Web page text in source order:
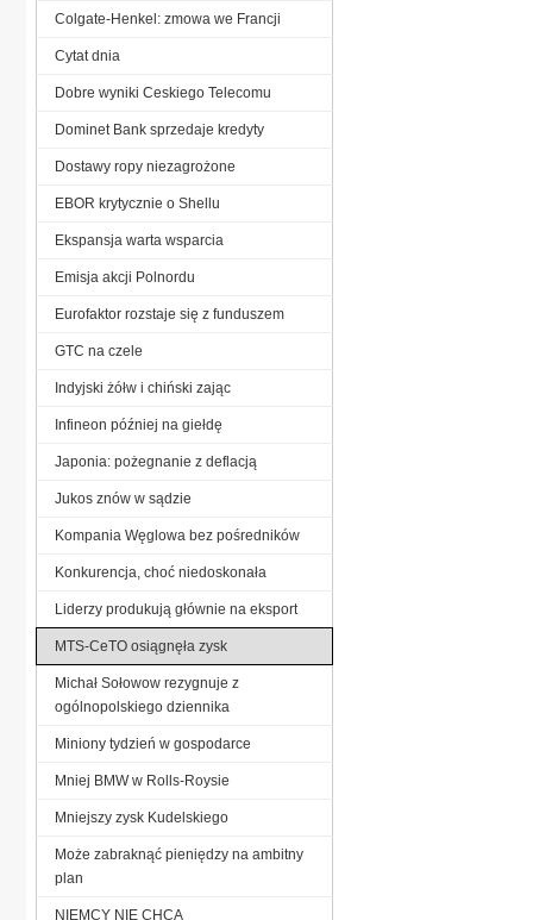
Colgate-Henkel: zmowa we Francji
Cytat dnia
Dobre wyniki Ceskiego Telecomu
Dominet Bank sprzedaje kredyty
Dostawy ropy niezagrożone
EBOR krytycznie o Shellu
Ekspansja warta wsparcia
Emisja akcji Polnordu
Eurofaktor rozstaje się z funduszem
GTC na czele
Indyjski żółw i chiński zając
Infineon później na giełdę
Japonia: pożegnanie z deflacją
Jukos znów w sądzie
Kompania Węglowa bez pośredników
Konkurencja, choć niedoskonała
Liderzy produkują głównie na eksport
MTS-CeTO osiągnęła zysk
Michał Sołowow rezygnuje z
ogólnopolskiego dziennika
Miniony tydzień w gospodarce
Mniej BMW w Rolls-Roysie
Mniejszy zysk Kudelskiego
Może zabraknąć pieniędzy na ambitny
plan
NIEMCY NIE CHCĄ